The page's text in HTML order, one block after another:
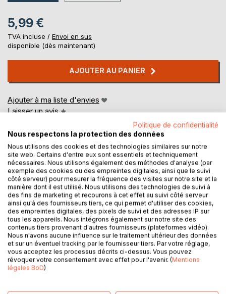
5,99 €
TVA incluse / Envoi en sus
disponible (dès maintenant)
AJOUTER AU PANIER
Ajouter à ma liste d'envies
Laisser un avis
DESCRIPTION
Dans ce monde de cruauté , la poésie vient apporter un ilot
de verdure de bien être ou les mots sonnent comme une
symphonie "a jamais dans mon coeur" est un cri d'amour,
un voyage dans son imaginaire.
Politique de confidentialité
Nous respectons la protection des données
Nous utilisons des cookies et des technologies similaires sur notre
site web. Certains d'entre eux sont essentiels et techniquement
nécessaires. Nous utilisons également des méthodes d'analyse (par
exemple des cookies ou des empreintes digitales, ainsi que le suivi
côté serveur) pour mesurer la fréquence des visites sur notre site et la
manière dont il est utilisé. Nous utilisons des technologies de suivi à
des fins de marketing et recourons à cet effet au suivi côté serveur
ainsi qu'à des fournisseurs tiers, ce qui permet d'utiliser des cookies,
des empreintes digitales, des pixels de suivi et des adresses IP sur
tous les appareils. Nous intégrons également sur notre site des
contenus tiers provenant d'autres fournisseurs (plateformes vidéo).
Nous n'avons aucune influence sur le traitement ultérieur des données
et sur un éventuel tracking par le fournisseur tiers. Par votre réglage,
vous acceptez les processus décrits ci-dessus. Vous pouvez
révoquer votre consentement avec effet pour l'avenir. (Mentions
légales BoD)